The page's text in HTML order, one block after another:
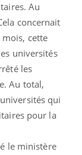
Au
concernait
cette
universités
les
Au total,
qui
pour la
le ministère